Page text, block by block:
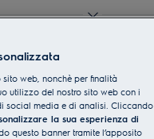
web, nonchè per finalità
utilizzo del nostro sito web con i
social media e di analisi. Cliccando
la sua esperienza di
questo banner tramite l’apposito